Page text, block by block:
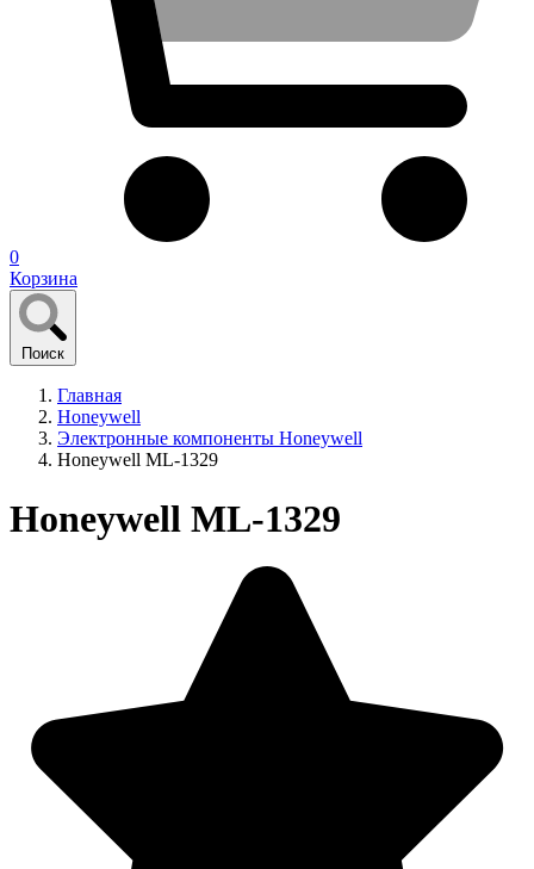
0
Корзина
Поиск
Главная
Honeywell
Электронные компоненты Honeywell
Honeywell ML-1329
Honeywell ML-1329